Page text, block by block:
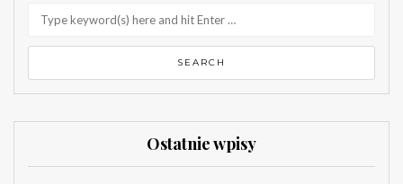
Ostatnie wpisy